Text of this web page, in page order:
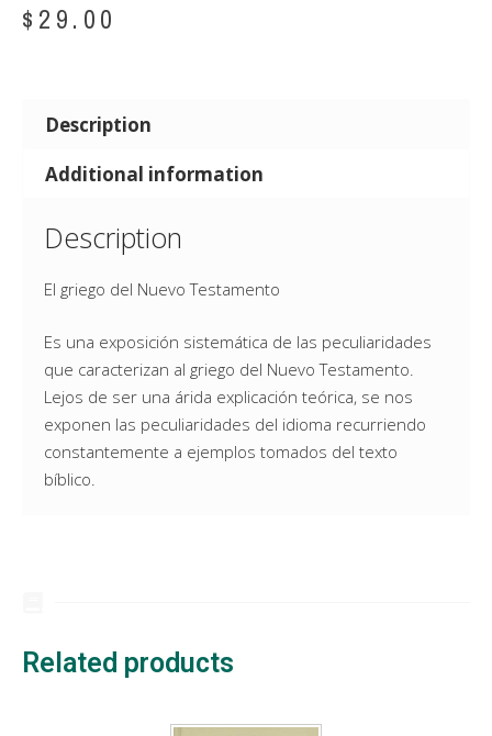
$ 29.00
Description
Additional information
Description
El griego del Nuevo Testamento
Es una exposición sistemática de las peculiaridades
que caracterizan al griego del Nuevo Testamento.
Lejos de ser una árida explicación teórica, se nos
exponen las peculiaridades del idioma recurriendo
constantemente a ejemplos tomados del texto
bíblico.
Related products